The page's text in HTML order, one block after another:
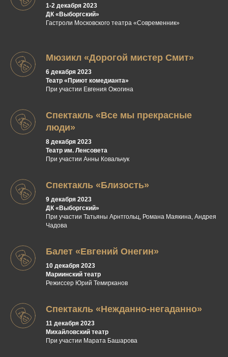
1-2 декабря 2023
ДК «Выборгский»
Гастроли Московского театра «Современник»
Мюзикл «Дорогой мистер Смит»
6 декабря 2023
Театр «Приют комедианта»
При участии Евгения Ожогина
Спектакль «Все мы прекрасные
люди»
8 декабря 2023
Театр им. Ленсовета
При участии Анны Ковальчук
Спектакль «Близость»
9 декабря 2023
ДК «Выборгский»
При участии Татьяны Арнтгольц, Романа Маякина, Андрея
Чадова
Балет «Евгений Онегин»
10 декабря 2023
Мариинский театр
Режиссер Юрий Темирканов
Спектакль «Нежданно-негаданно»
11 декабря 2023
Михайловский театр
При участии Марата Башарова